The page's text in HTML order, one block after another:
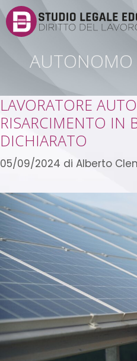
AUTONOMO
LAVORATORE
RISARCIMENTO IN
DICHIARATO
05/09/2024 di Alberto